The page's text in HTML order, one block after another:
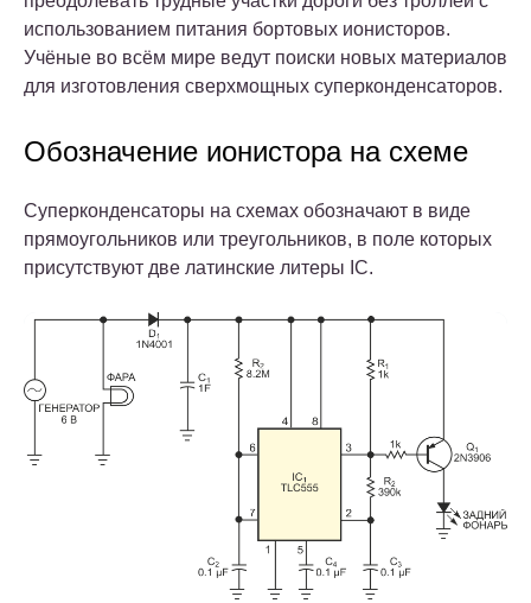
использованием питания бортовых ионисторов.
Учёные во всём мире ведут поиски новых материалов
для изготовления сверхмощных суперконденсаторов.
Обозначение ионистора на схеме
Суперконденсаторы на схемах обозначают в виде
прямоугольников или треугольников, в поле которых
присутствуют две латинские литеры IC.